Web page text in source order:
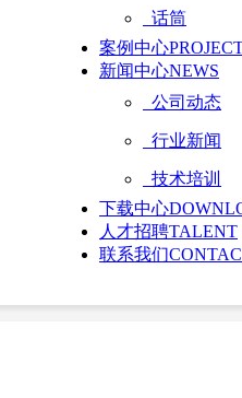
话筒
案例中心
新闻中心NEWS
公司动态
行业新闻
技术培训
下载中心
人才招聘TALENT
联系我们